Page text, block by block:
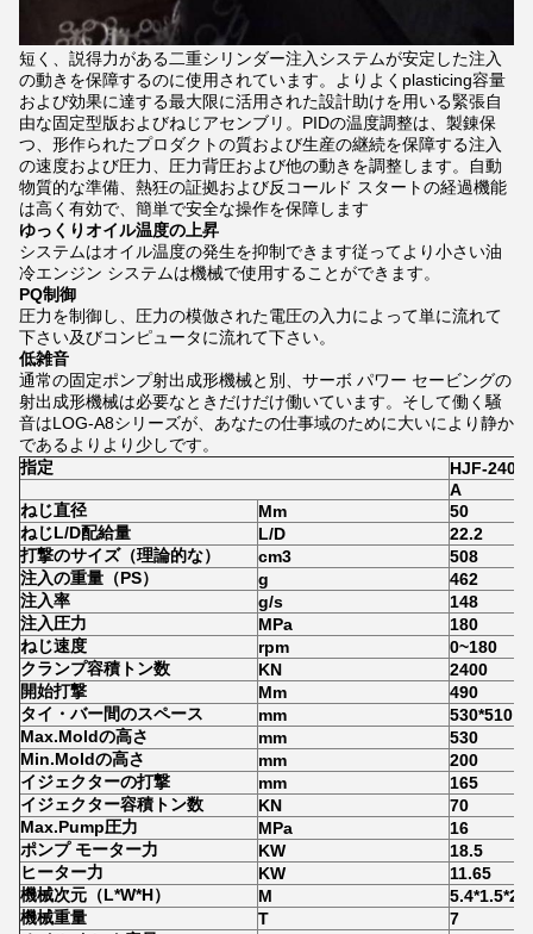
短く、説得力がある二重シリンダー注入システムが安定した注入
の動きを保障するのに使用されています。よりよくplasticing容量
および効果に達する最大限に活用された設計助けを用いる緊張自
由な固定型版およびねじアセンブリ。PIDの温度調整は、製錬保
つ、形作られたプロダクトの質および生産の継続を保障する注入
の速度および圧力、圧力背圧および他の動きを調整します。自動
物質的な準備、熱狂の証拠および反コールド スタートの経過機能
は高く有効で、簡単で安全な操作を保障します
ゆっくりオイル温度の上昇
システムはオイル温度の発生を抑制できます従ってより小さい油
冷エンジン システムは機械で使用することができます。
PQ制御
圧力を制御し、圧力の模倣された電圧の入力によって単に流れて
下さい及びコンピュータに流れて下さい。
低雑音
通常の固定ポンプ射出成形機械と別、サーボ パワー セービングの
射出成形機械は必要なときだけだけ働いています。そして働く騒
音はLOG-A8シリーズが、あなたの仕事域のために大いにより静か
であるよりより少しです。
指定
HJF-240
A
ねじ直径
Mm
50
ねじL/D配給量
L/D
22.2
打撃のサイズ（理論的な）
cm3
508
注入の重量（PS）
g
462
注入率
g/s
148
注入圧力
MPa
180
ねじ速度
rpm
0~180
クランプ容積トン数
KN
2400
開始打撃
Mm
490
タイ・バー間のスペース
mm
530*510
Max.Moldの高さ
mm
530
Min.Moldの高さ
mm
200
イジェクターの打撃
mm
165
イジェクター容積トン数
KN
70
Max.Pump圧力
MPa
16
ポンプ モーター力
KW
18.5
ヒーター力
KW
11.65
機械次元（L*W*H）
M
5.4*1.5*2
機械重量
T
7